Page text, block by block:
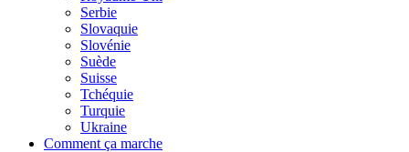
Serbie
Slovaquie
Slovénie
Suède
Suisse
Tchéquie
Turquie
Ukraine
Comment ça marche